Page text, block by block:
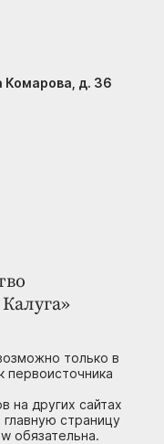
только в
первоисточника
на других сайтах
страницу
обязательна.
Комарова, д. 36